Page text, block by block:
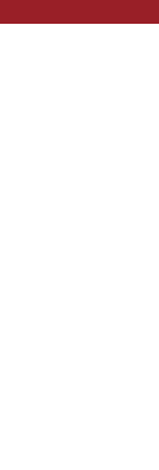
ihre Dateien